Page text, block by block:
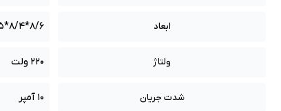
ابعاد 8/6*8/4*8/5 سانتی متر
ولتاژ 220 ولت
شدت جریان 10 آمپر